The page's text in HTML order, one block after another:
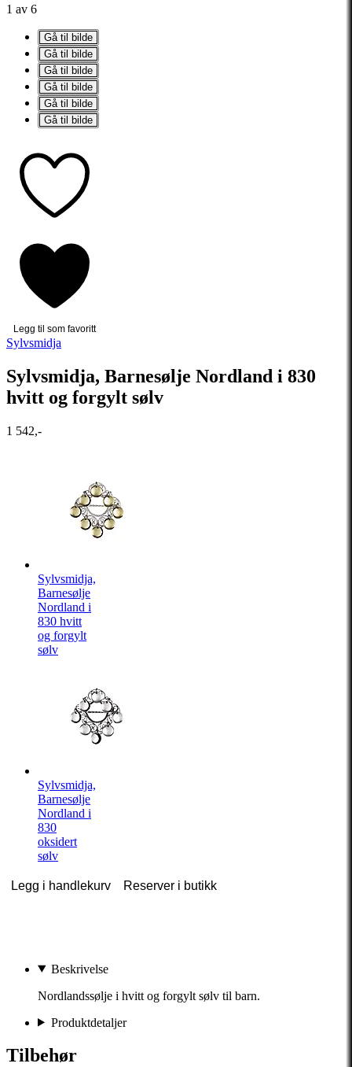
1 av 6
Gå til bilde
Gå til bilde
Gå til bilde
Gå til bilde
Gå til bilde
Gå til bilde
Legg til som favoritt
Sylvsmidja
Sylvsmidja, Barnesølje Nordland i 830
hvitt og forgylt sølv
1 542,-
Sylvsmidja,
Barnesølje
Nordland i
830 hvitt
og forgylt
sølv
Sylvsmidja,
Barnesølje
Nordland i
830
oksidert
sølv
Legg i handlekurv Reserver i butikk
Beskrivelse
Nordlandssølje i hvitt og forgylt sølv til barn.
Produktdetaljer
Tilbehør